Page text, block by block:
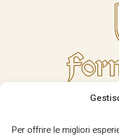
Per offrire le migliori